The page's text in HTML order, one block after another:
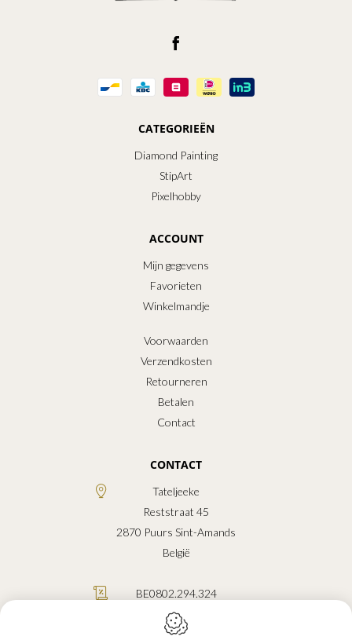
CATEGORIEËN
Diamond Painting
StipArt
Pixelhobby
ACCOUNT
Mijn gegevens
Favorieten
Winkelmandje
Voorwaarden
Verzendkosten
Retourneren
Betalen
Contact
CONTACT
Tateljeeke
Reststraat 45
2870 Puurs Sint-Amands
België
BE0802.294.324
0472.47.95.03
info@tateljeeke.be